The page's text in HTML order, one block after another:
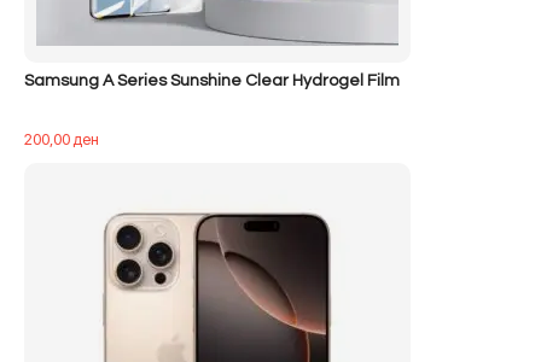
Samsung A Series Sunshine Clear Hydrogel Film
200,00ден